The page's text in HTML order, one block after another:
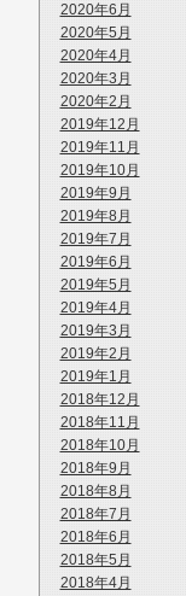
2020年6月
2020年5月
2020年4月
2020年3月
2020年2月
2019年12月
2019年11月
2019年10月
2019年9月
2019年8月
2019年7月
2019年6月
2019年5月
2019年4月
2019年3月
2019年2月
2019年1月
2018年12月
2018年11月
2018年10月
2018年9月
2018年8月
2018年7月
2018年6月
2018年5月
2018年4月